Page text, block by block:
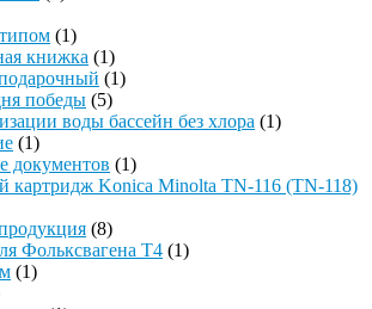
(1)
книжка (1)
(1)
победы (5)
воды бассейн без хлора (1)
(1)
документов (1)
картридж Konica Minolta TN-116 (TN-118)
(8)
Фольксвагена Т4 (1)
(1)